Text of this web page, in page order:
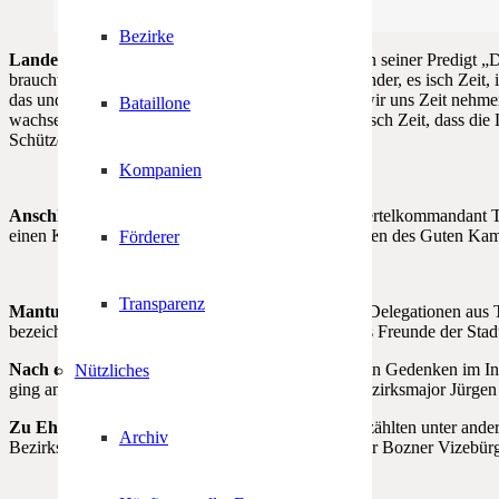
Bezirke
Bataillone
Kompanien
Förderer
Transparenz
Nützliches
Archiv
Landeskurat P. Christoph Waldner
meinte in seiner Predigt
braucht eben mehr als nur Lippenbekenntnisse. Mander, es isch
das und der Wichtigste. Mander, es isch Zeit, dass wir uns Zeit
wachsen, denn er gibt uns echte Reife. Mander, es isch Zeit, dass
Schützen“, so Landeskurat Waldner.
Anschließend hielt Major Christian Meischl
(Viertelkommandant
einen Kranz zum Heldengedenken unter den Klängen des Guten
Mantuas Bürgermeister Nicola Sodano
hieß die Delegationen
bezeichnete die Schützen und Marketenderinnen als Freunde der
Nach der Feier am Hofer-Denkmal
folgte noch ein Gedenken im
ging an den Schützenbezirk des Unterlandes mit Bezirksmajor
Zu Ehrengästen bei der würdigen Gedenkfeier
zählten unter
Bezirksgemeinschaft Überetsch/Unterland sowie der Bozner